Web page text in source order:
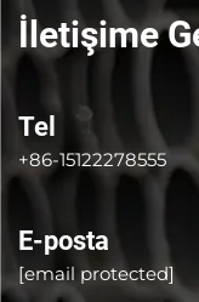
İletişime
Tel
+86-15122278555
E-posta
[email protected]